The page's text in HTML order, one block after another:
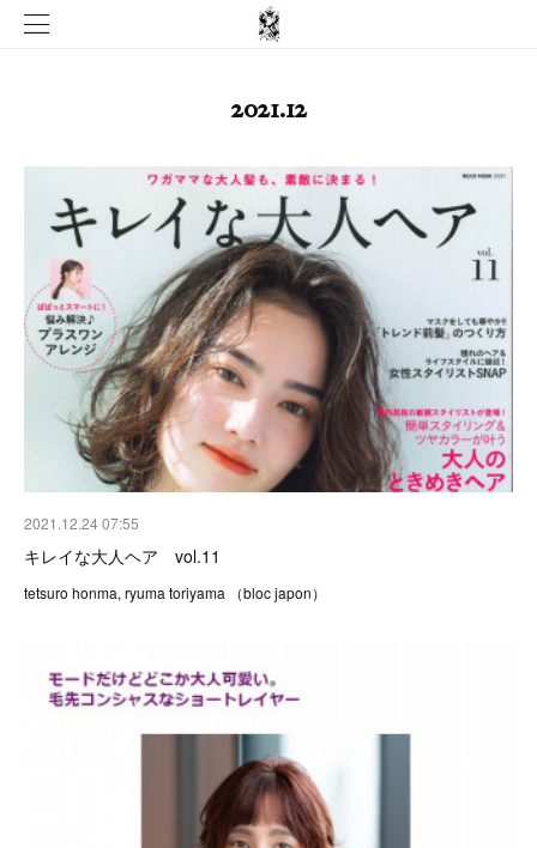
2021.12
2021.12.24 07:55
キレイな大人ヘア vol.11
tetsuro honma, ryuma toriyama （bloc japon）